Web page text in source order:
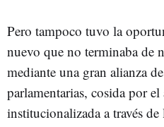
Pero tampoco tuvo la
nuevo que no terminaba de
mediante una gran alianza
parlamentarias, cosida por
institucionalizada a través